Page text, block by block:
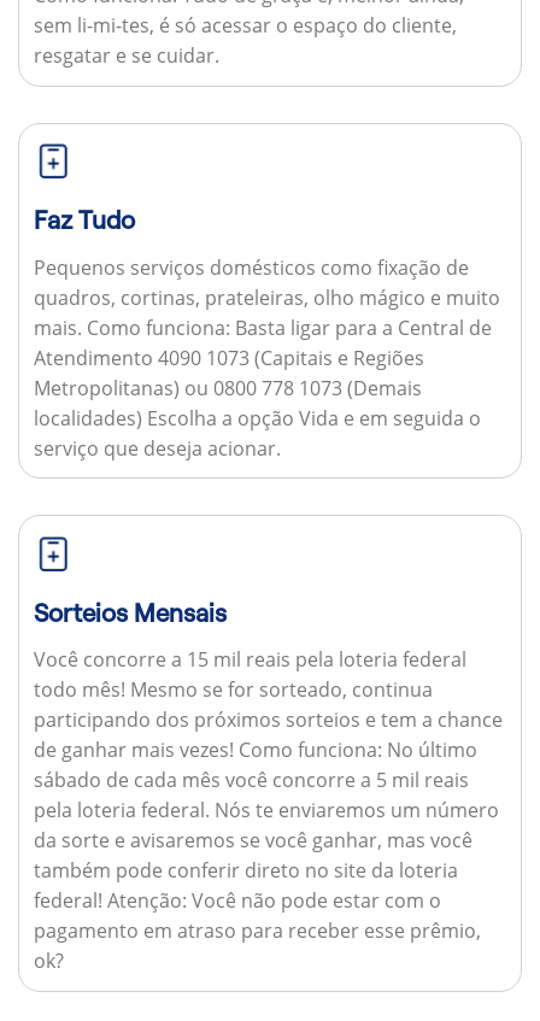
sem li-mi-tes, é só acessar o espaço do cliente,
resgatar e se cuidar.
Faz Tudo
Pequenos serviços domésticos como fixação de
quadros, cortinas, prateleiras, olho mágico e muito
mais. Como funciona: Basta ligar para a Central de
Atendimento 4090 1073 (Capitais e Regiões
Metropolitanas) ou 0800 778 1073 (Demais
localidades) Escolha a opção Vida e em seguida o
serviço que deseja acionar.
Sorteios Mensais
Você concorre a 15 mil reais pela loteria federal
todo mês! Mesmo se for sorteado, continua
participando dos próximos sorteios e tem a chance
de ganhar mais vezes! Como funciona: No último
sábado de cada mês você concorre a 5 mil reais
pela loteria federal. Nós te enviaremos um número
da sorte e avisaremos se você ganhar, mas você
também pode conferir direto no site da loteria
federal! Atenção: Você não pode estar com o
pagamento em atraso para receber esse prêmio,
ok?